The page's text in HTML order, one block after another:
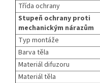
Třída ochrany
Stupeň ochrany proti
mechanickým nárazům
Typ montáže
Barva těla
Materiál difuzoru
Materiál těla